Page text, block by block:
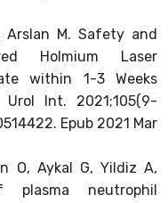
Arslan M. Safety and
Holmium Laser
within 1-3 Weeks
Urol Int. 2021;105(9-
Epub 2021 Mar
O, Aykal G, Yildiz A,
neutrophil